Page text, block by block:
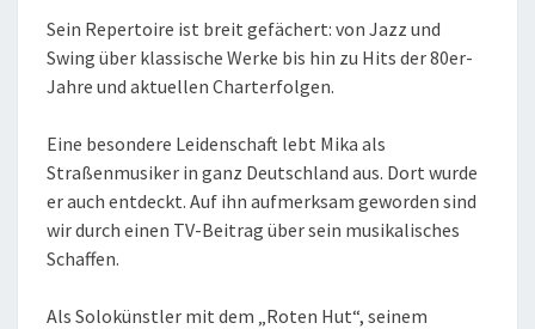
Sein Repertoire ist breit gefächert: von Jazz und
Swing über klassische Werke bis hin zu Hits der 80er-
Jahre und aktuellen Charterfolgen.
Eine besondere Leidenschaft lebt Mika als
Straßenmusiker in ganz Deutschland aus. Dort wurde
er auch entdeckt. Auf ihn aufmerksam geworden sind
wir durch einen TV-Beitrag über sein musikalisches
Schaffen.
Als Solokünstler mit dem „Roten Hut“, seinem